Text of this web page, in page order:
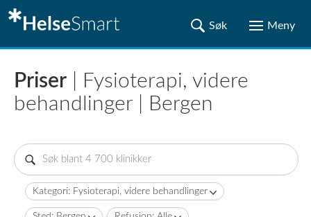
Priser | Fysioterapi, videre
behandlinger | Bergen
Kategori: Fysioterapi, videre behandlinger